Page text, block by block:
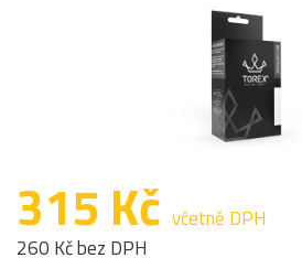
315 Kč včetně DPH
260 Kč bez DPH